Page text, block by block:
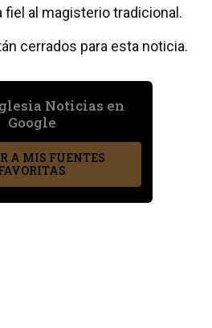
fiel al magisterio tradicional.
cerrados para esta noticia.
Noticias en
Google
A MIS FUENTES